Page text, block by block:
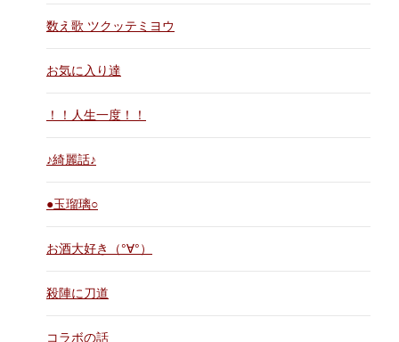
数え歌 ツクッテミヨウ
お気に入り達
！！人生一度！！
♪綺麗話♪
●玉瑠璃○
お酒大好き（°∀°）
殺陣に刀道
コラボの話